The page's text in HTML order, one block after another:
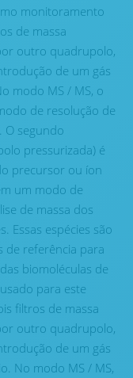
monitoramento
de massa
outro quadrupolo,
de um gás
modo MS / MS, o
de resolução de
O segundo
pressurizada) é
precursor ou íon
um modo de
de massa dos
Essas espécies são
de referência para
biomoléculas de
para este
filtros de massa
outro quadrupolo,
de um gás
No modo MS / MS,